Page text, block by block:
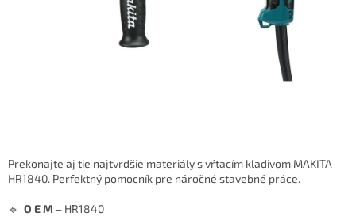
Prekonajte aj tie najtvrdšie materiály s vŕtacím kladivom MAKITA
HR1840. Perfektný pomocník pre náročné stavebné práce.
🔹 O E M – HR1840